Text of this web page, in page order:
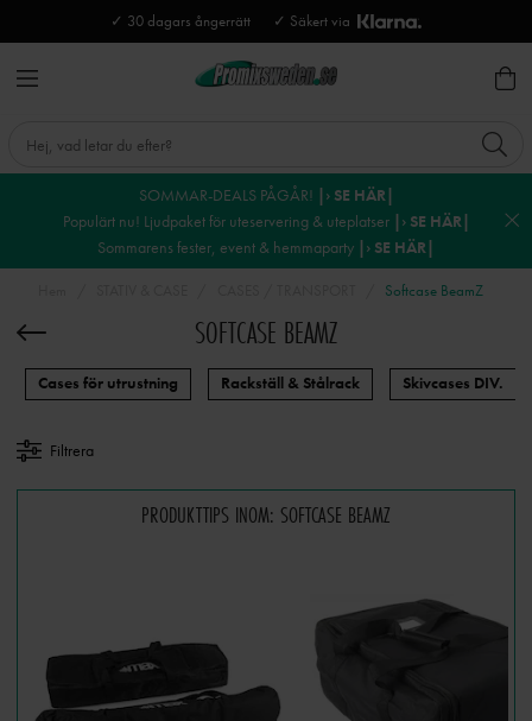
✓ 30 dagars ångerrätt ✓ Säkert via
SOMMAR-DEALS PÅGÅR! |› SE HÄR|
Populärt nu! Ljudpaket för uteservering & uteplatser |› SE HÄR|
Sommarens fester, event & hemmaparty |› SE HÄR|
Softcase BeamZ
SOFTCASE BEAMZ
Cases för utrustning Rackställ & Stålrack Skivcases DIV.
Filtrera
PRODUKTTIPS INOM: SOFTCASE BEAMZ